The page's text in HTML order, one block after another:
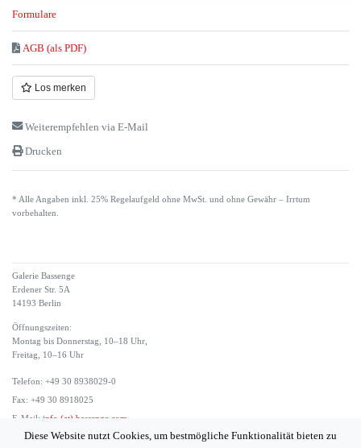
Formulare
AGB (als PDF)
Los merken
Weiterempfehlen via E-Mail
Drucken
* Alle Angaben inkl. 25% Regelaufgeld ohne MwSt. und ohne Gewähr – Irrtum
vorbehalten.
Galerie Bassenge
Erdener Str. 5A
14193 Berlin
Öffnungszeiten:
Montag bis Donnerstag, 10–18 Uhr,
Freitag, 10–16 Uhr
Telefon: +49 30 8938029-0
Fax: +49 30 8918025
E-Mail: info (at) bassenge.com
Diese Website nutzt Cookies, um bestmögliche Funktionalität bieten zu